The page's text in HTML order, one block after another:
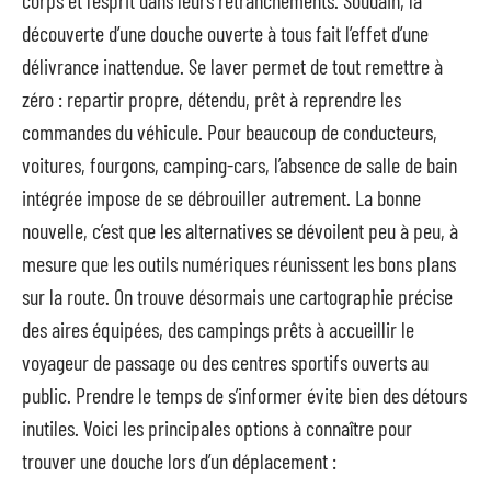
découverte d’une douche ouverte à tous fait l’effet d’une
délivrance inattendue. Se laver permet de tout remettre à
zéro : repartir propre, détendu, prêt à reprendre les
commandes du véhicule. Pour beaucoup de conducteurs,
voitures, fourgons, camping-cars, l’absence de salle de bain
intégrée impose de se débrouiller autrement. La bonne
nouvelle, c’est que les alternatives se dévoilent peu à peu, à
mesure que les outils numériques réunissent les bons plans
sur la route. On trouve désormais une cartographie précise
des aires équipées, des campings prêts à accueillir le
voyageur de passage ou des centres sportifs ouverts au
public. Prendre le temps de s’informer évite bien des détours
inutiles. Voici les principales options à connaître pour
trouver une douche lors d’un déplacement :